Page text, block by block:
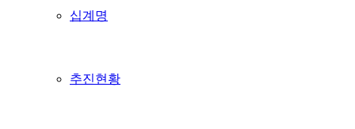
십계명
추진현황